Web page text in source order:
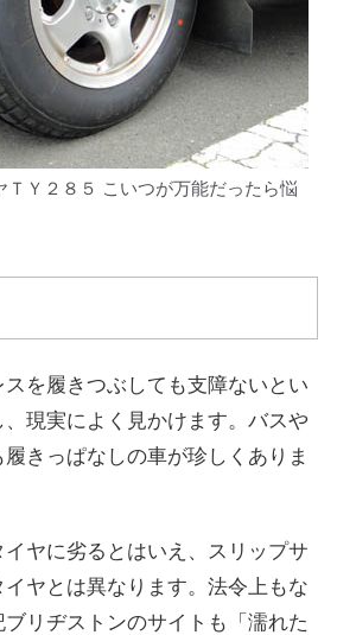
ＴＹ２８５ こいつが万能だったら悩
を履きつぶしても支障ないとい
現実によく見かけます。バスや
履きっぱなしの車が珍しくありま
ヤに劣るとはいえ、スリップサ
ヤとは異なります。法令上もな
リヂストンのサイトも「濡れた